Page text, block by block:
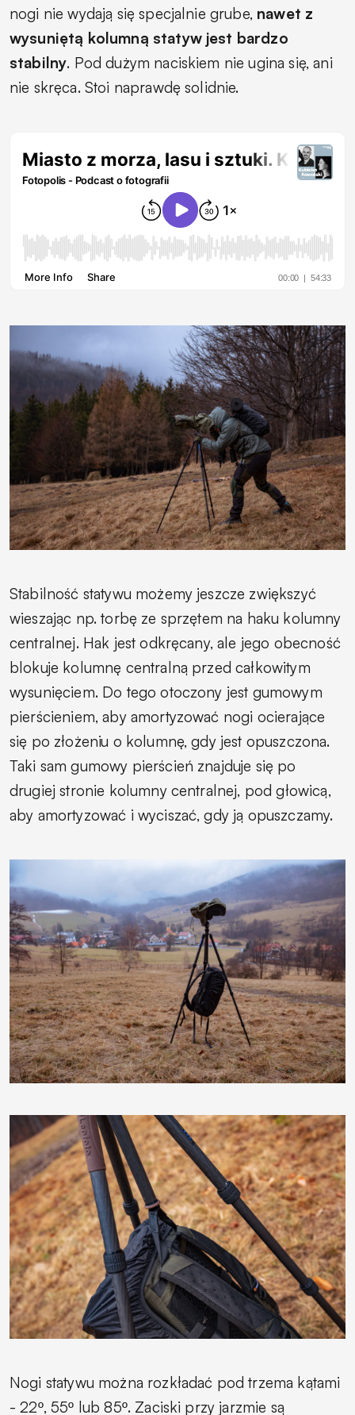
nogi nie wydają się specjalnie grube, nawet z
wysuniętą kolumną statyw jest bardzo
stabilny. Pod dużym naciskiem nie ugina się, ani
nie skręca. Stoi naprawdę solidnie.
Stabilność statywu możemy jeszcze zwiększyć
wieszając np. torbę ze sprzętem na haku kolumny
centralnej. Hak jest odkręcany, ale jego obecność
blokuje kolumnę centralną przed całkowitym
wysunięciem. Do tego otoczony jest gumowym
pierścieniem, aby amortyzować nogi ocierające
się po złożeniu o kolumnę, gdy jest opuszczona.
Taki sam gumowy pierścień znajduje się po
drugiej stronie kolumny centralnej, pod głowicą,
aby amortyzować i wyciszać, gdy ją opuszczamy.
Nogi statywu można rozkładać pod trzema kątami
- 22º, 55º lub 85º. Zaciski przy jarzmie są